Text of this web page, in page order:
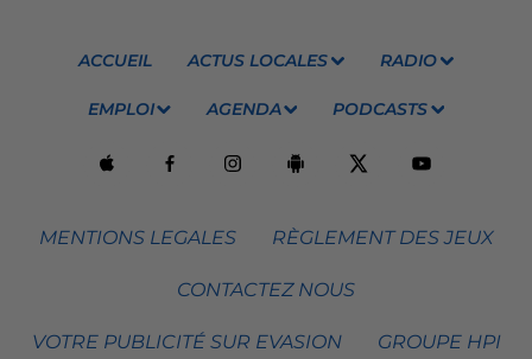
ACCUEIL ACTUS LOCALES RADIO
EMPLOI AGENDA PODCASTS
MENTIONS LEGALES RÈGLEMENT DES JEUX
CONTACTEZ NOUS
VOTRE PUBLICITÉ SUR EVASION GROUPE HPI